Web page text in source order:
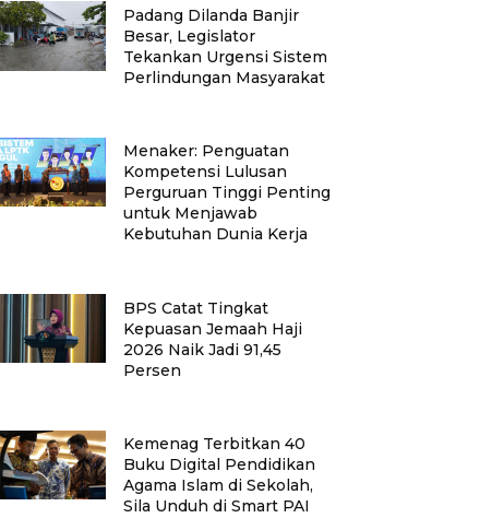
Padang Dilanda Banjir
Besar, Legislator
Tekankan Urgensi Sistem
Perlindungan Masyarakat
Menaker: Penguatan
Kompetensi Lulusan
Perguruan Tinggi Penting
untuk Menjawab
Kebutuhan Dunia Kerja
BPS Catat Tingkat
Kepuasan Jemaah Haji
2026 Naik Jadi 91,45
Persen
Kemenag Terbitkan 40
Buku Digital Pendidikan
Agama Islam di Sekolah,
Sila Unduh di Smart PAI